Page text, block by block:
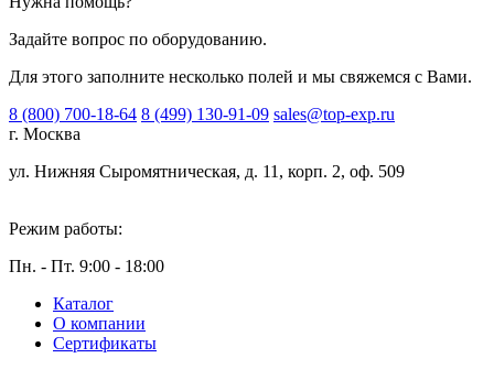
Задайте вопрос по оборудованию.
Для этого заполните несколько полей и мы свяжемся с Вами.
8 (800) 700-18-64 8 (499) 130-91-09 sales@top-exp.ru
г. Москва
ул. Нижняя Сыромятническая, д. 11, корп. 2, оф. 509
Режим работы:
Пн. - Пт. 9:00 - 18:00
Каталог
О компании
Сертификаты